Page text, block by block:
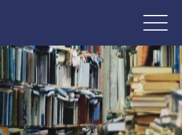
: communautés,